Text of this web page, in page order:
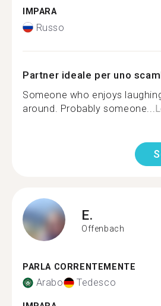
IMPARA
Russo
Partner ideale per uno
Someone who enjoys
around. Probably someone...
E.
Offenbach
PARLA CORRENTEMENTE
Arabo Tedesco